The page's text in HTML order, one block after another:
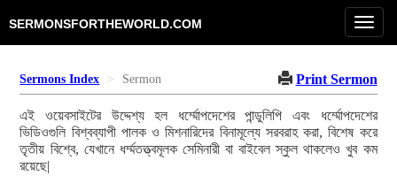
SERMONSFORTHEWORLD.COM
Sermons Index Sermon Print Sermon
এই ওয়েবসাইটের উদ্দেশ্য হল ধর্ম্মোপদেশের পান্ডুলিপি এবং ধর্ম্মোপদেশের
ভিডিওগুলি বিশ্বব্যাপী পালক ও মিশনারিদের বিনামূল্যে সরবরাহ করা, বিশেষ করে
তৃতীয় বিশ্বে, যেখানে ধর্ম্মতত্ত্বমূলক সেমিনারী বা বাইবেল স্কুল থাকলেও খুব কম
রয়েছে|